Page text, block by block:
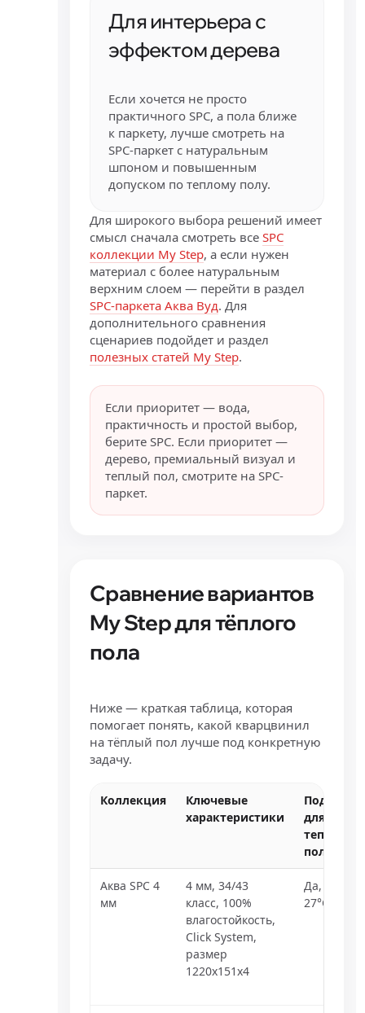
Для интерьера с
эффектом дерева
Если хочется не просто
практичного SPC, а пола ближе
к паркету, лучше смотреть на
SPC-паркет с натуральным
шпоном и повышенным
допуском по теплому полу.
Для широкого выбора решений имеет
смысл сначала смотреть всеSPC
коллекции My Step, а если нужен
материал с более натуральным
верхним слоем — перейти в раздел
SPC-паркета Аква Вуд. Для
дополнительного сравнения
сценариев подойдет и раздел
полезных статей My Step.
Если приоритет — вода,
практичность и простой выбор,
берите SPC. Если приоритет —
дерево, премиальный визуал и
теплый пол, смотрите на SPC-
паркет.
Сравнение вариантов
My Step для тёплого
пола
Ниже — краткая таблица, которая
помогает понять, какой кварцвинил
на тёплый пол лучше под конкретную
задачу.
Коллекция
Ключевые
характеристики
Подходит
для
теплого
пола
Аква SPC 4
мм
4 мм, 34/43
класс, 100%
влагостойкость,
Click System,
размер
1220x151x4
Да, до
27°C